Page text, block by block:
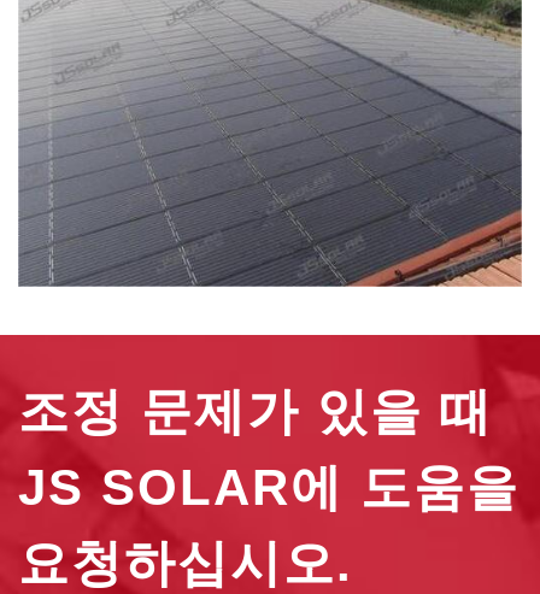
조정 문제가 있을 때
JS SOLAR에 도움을
요청하십시오.